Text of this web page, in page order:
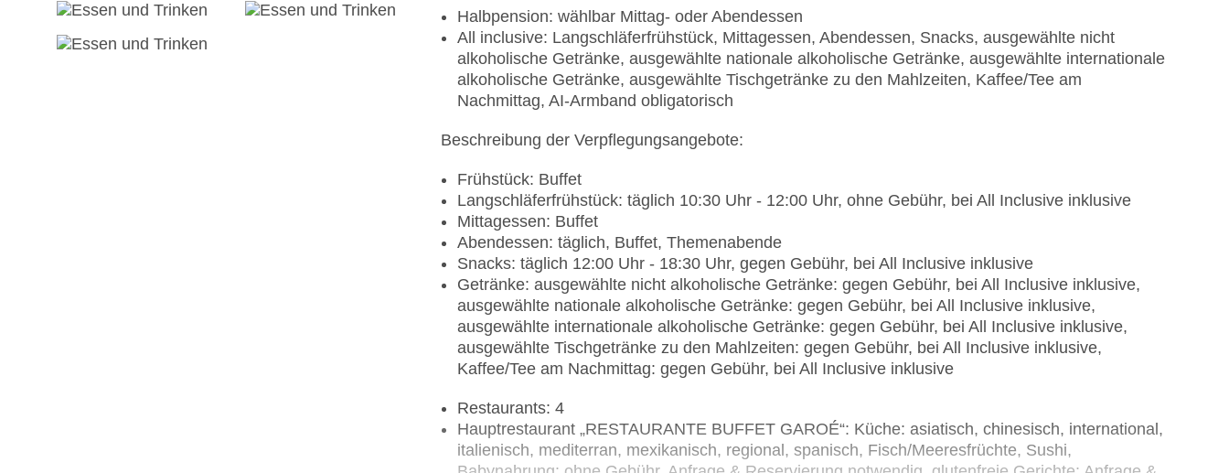
Halbpension: wählbar Mittag- oder Abendessen
All inclusive: Langschläferfrühstück, Mittagessen, Abendessen, Snacks, ausgewählte nicht
alkoholische Getränke, ausgewählte nationale alkoholische Getränke, ausgewählte internationale
alkoholische Getränke, ausgewählte Tischgetränke zu den Mahlzeiten, Kaffee/Tee am
Nachmittag, AI-Armband obligatorisch
Beschreibung der Verpflegungsangebote:
Frühstück: Buffet
Langschläferfrühstück: täglich 10:30 Uhr - 12:00 Uhr, ohne Gebühr, bei All Inclusive inklusive
Mittagessen: Buffet
Abendessen: täglich, Buffet, Themenabende
Snacks: täglich 12:00 Uhr - 18:30 Uhr, gegen Gebühr, bei All Inclusive inklusive
Getränke: ausgewählte nicht alkoholische Getränke: gegen Gebühr, bei All Inclusive inklusive,
ausgewählte nationale alkoholische Getränke: gegen Gebühr, bei All Inclusive inklusive,
ausgewählte internationale alkoholische Getränke: gegen Gebühr, bei All Inclusive inklusive,
ausgewählte Tischgetränke zu den Mahlzeiten: gegen Gebühr, bei All Inclusive inklusive,
Kaffee/Tee am Nachmittag: gegen Gebühr, bei All Inclusive inklusive
Restaurants: 4
Hauptrestaurant „RESTAURANTE BUFFET GAROÉ“: Küche: asiatisch, chinesisch, international,
italienisch, mediterran, mexikanisch, regional, spanisch, Fisch/Meeresfrüchte, Sushi,